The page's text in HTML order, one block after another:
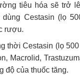
tiêu hóa sẽ trở
dùng Cestasin (lọ
rượu.
thời Cestasin (lọ
Macrolid,
độ của thuốc tăng.